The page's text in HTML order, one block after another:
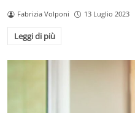
Fabrizia Volponi 13 Luglio 2023
Leggi di più